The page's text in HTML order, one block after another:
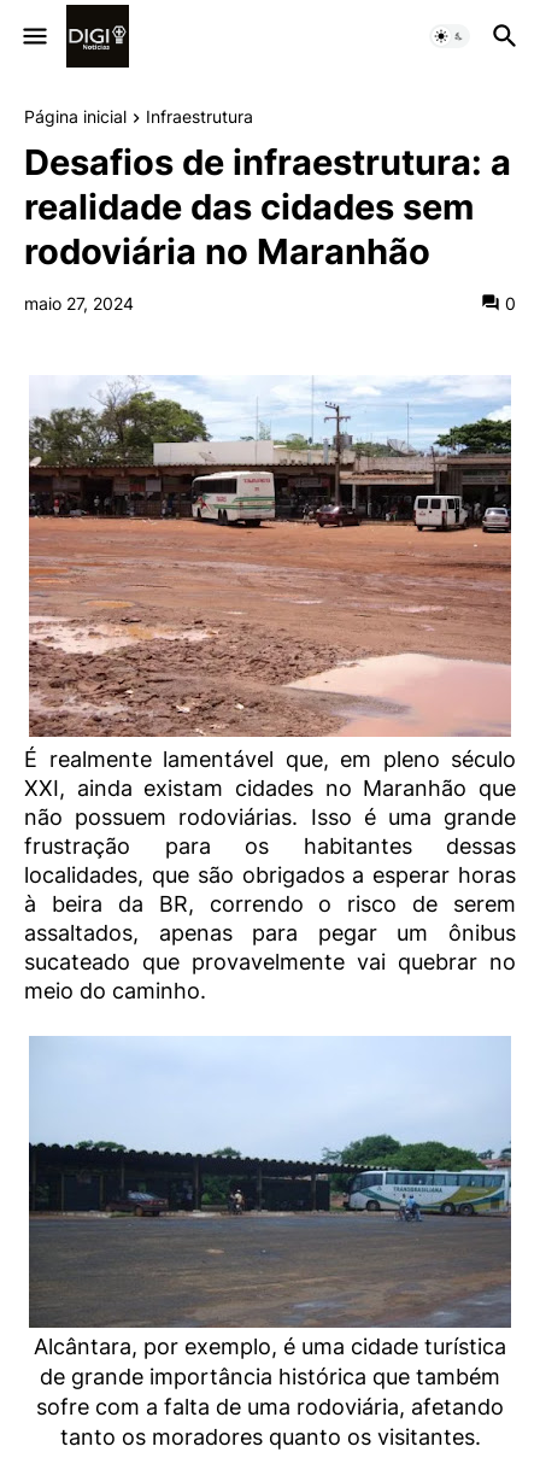
Página inicial Infraestrutura
Desafios de infraestrutura: a
realidade das cidades sem
rodoviária no Maranhão
maio 27, 2024 0
É realmente lamentável que, em pleno século
XXI, ainda existam cidades no Maranhão que
não possuem rodoviárias. Isso é uma grande
frustração para os habitantes dessas
localidades, que são obrigados a esperar horas
à beira da BR, correndo o risco de serem
assaltados, apenas para pegar um ônibus
sucateado que provavelmente vai quebrar no
meio do caminho.
Alcântara, por exemplo, é uma cidade turística
de grande importância histórica que também
sofre com a falta de uma rodoviária, afetando
tanto os moradores quanto os visitantes.